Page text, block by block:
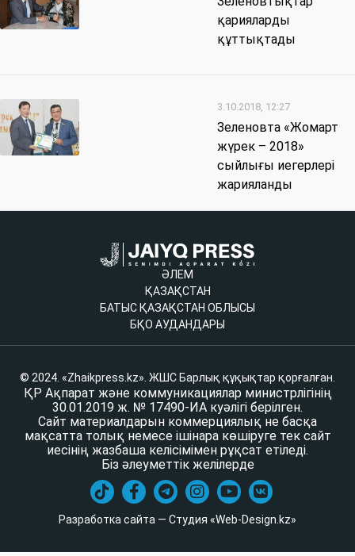
қарияларды
құттықтады
3.10.2018, 12:27
Зеленовта «Жомарт
жүрек – 2018»
сыйлығы иегерлері
жарияланды
ӘЛЕМ
ҚАЗАҚСТАН
БАТЫС ҚАЗАҚСТАН ОБЛЫСЫ
БҚО АУДАНДАРЫ
© 2024. «Zhaikpress.kz». ЖШС Барлық құқықтар қорғалған.
ҚР Ақпарат және коммуникациялар министрлігінің
30.01.2019 ж. № 17490-ИА куәлігі берілген.
Сайт материалдарын коммерциялық не басқа
мақсатта толық немесе ішінара көшіруге тек сайт
иесінің жазбаша келісімімен рұқсат етіледі.
Біз әлеуметтік желілерде
Разработка сайта — Студия «Web-Design.kz»